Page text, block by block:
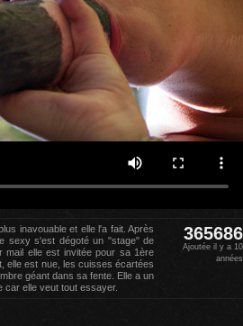
inavouable et elle l'a fait. Après
sexy s'est dégoté un "stage" de
mail elle est invitée pour sa 1ère
elle est nue, les cuisses écartées
géant dans sa fente. Elle a un
car elle veut tout essayer.
365686
Ajoutée il y a 10
années